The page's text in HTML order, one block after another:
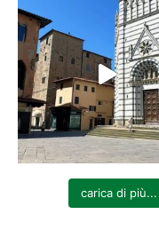
carica di più...